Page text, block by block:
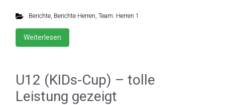
Berichte, Berichte Herren, Team: Herren 1
Weiterlesen
U12 (KIDs-Cup) – tolle
Leistung gezeigt